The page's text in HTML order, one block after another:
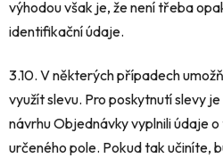
výhodou však je, že není třeba
identifikační údaje.
3.10. V některých případech
využít slevu. Pro poskytnutí slevy
návrhu Objednávky vyplnili údaje
určeného pole. Pokud tak učiníte,